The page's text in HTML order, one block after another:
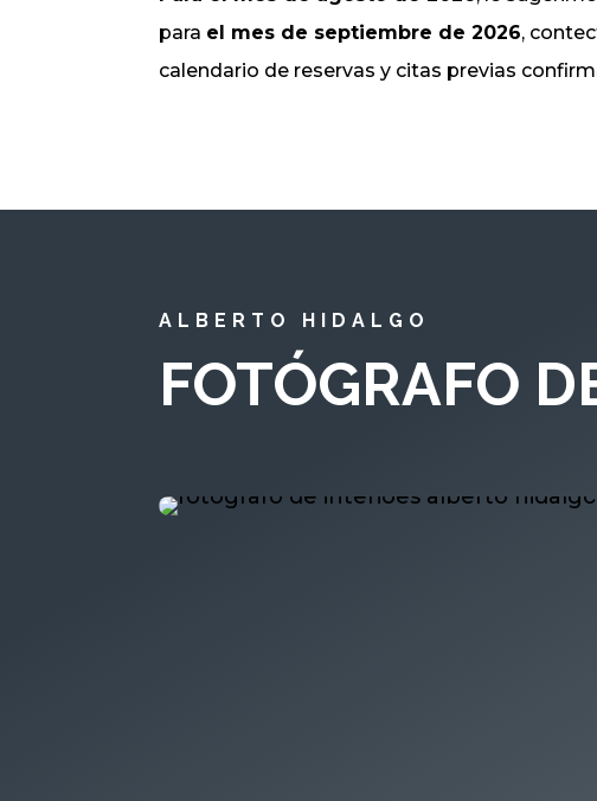
para el mes de septiembre de 2026,
calendario de reservas y citas previas
ALBERTO HIDALGO
FOTÓGRAFO